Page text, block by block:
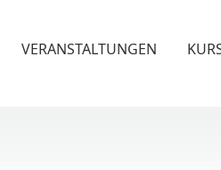
VERANSTALTUNGEN